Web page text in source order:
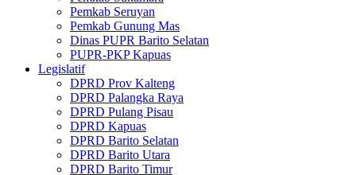
Pemkab Seruyan
Pemkab Gunung Mas
Dinas PUPR Barito Selatan
PUPR-PKP Kapuas
Legislatif
DPRD Prov Kalteng
DPRD Palangka Raya
DPRD Pulang Pisau
DPRD Kapuas
DPRD Barito Selatan
DPRD Barito Utara
DPRD Barito Timur